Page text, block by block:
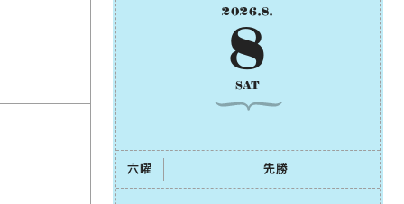
2026.8.
8
SAT
六曜 先勝